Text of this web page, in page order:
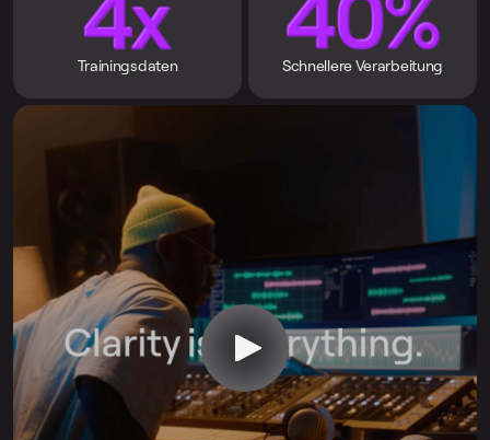
Trainingsdaten Schnellere Verarbeitung